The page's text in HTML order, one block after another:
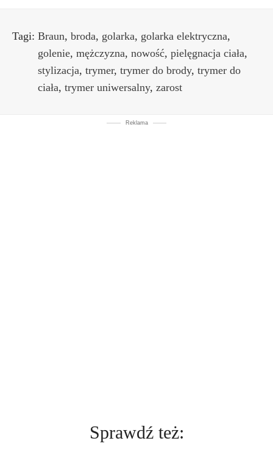
Tagi: Braun, broda, golarka, golarka elektryczna,
golenie, mężczyzna, nowość, pielęgnacja ciała,
stylizacja, trymer, trymer do brody, trymer do
ciała, trymer uniwersalny, zarost
Reklama
Sprawdź też: